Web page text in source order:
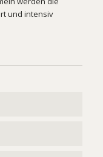
und intensiv